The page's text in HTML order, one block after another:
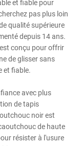
et fiable pour
pas plus loin
qualité supérieure
depuis 14 ans.
conçu pour offrir
de glisser sans
et fiable.
avec plus
de tapis
noir est
de haute
résister à l'usure